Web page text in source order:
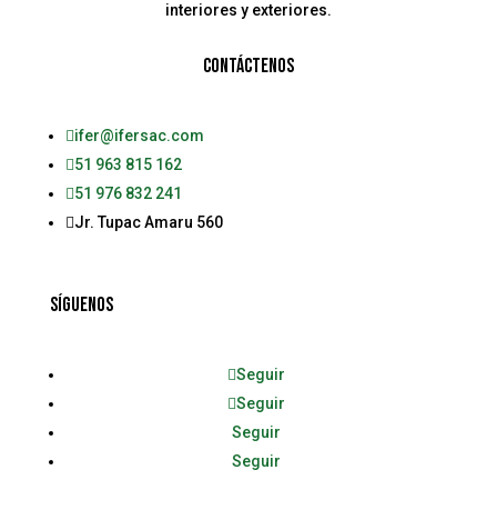
interiores y exteriores.
Contáctenos
ifer@ifersac.com
51 963 815 162
51 976 832 241
Jr. Tupac Amaru 560
Síguenos
Seguir
Seguir
Seguir
Seguir